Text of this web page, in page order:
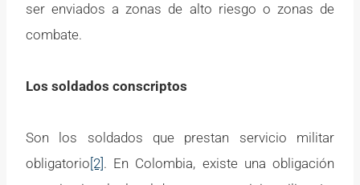
ser enviados a zonas de alto riesgo o zonas de
combate.
Los soldados conscriptos
Son los soldados que prestan servicio militar
obligatorio [2] . En Colombia, existe una obligación